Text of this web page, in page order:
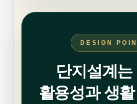
DESIGN
단지설계는
활용성과 생